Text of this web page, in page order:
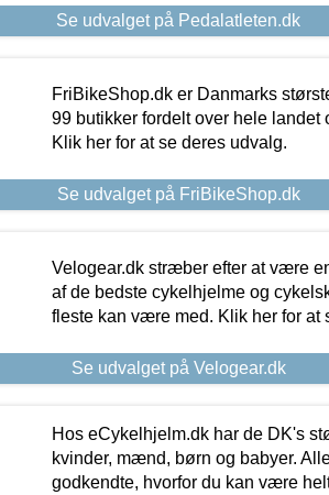
Se udvalget på Pedalatleten.dk
FriBikeShop.dk er Danmarks
99 butikker fordelt over hele landet
Klik her for at se deres udvalg.
Se udvalget på FriBikeShop.dk
Velogear.dk stræber efter at være
af de bedste cykelhjelme og
fleste kan være med. Klik her for at
Se udvalget på Velogear.dk
Hos eCykelhjelm.dk har de DK's
kvinder, mænd, børn og babyer.
godkendte, hvorfor du kan være